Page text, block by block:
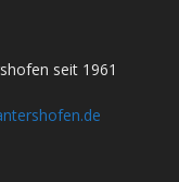
seit 1961